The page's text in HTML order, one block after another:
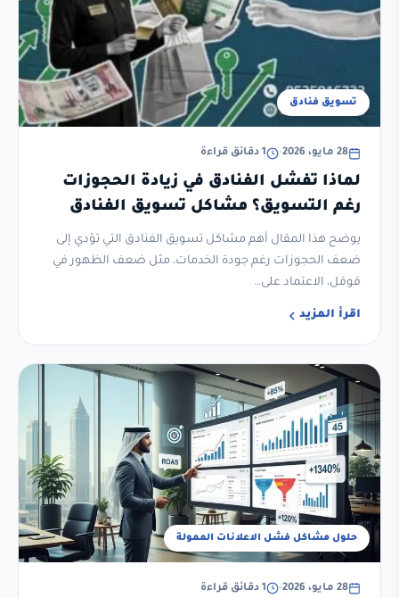
تسويق فنادق
28 مايو، 2026 • 1 دقائق قراءة
لماذا تفشل الفنادق في زيادة الحجوزات
رغم التسويق؟ مشاكل تسويق الفنادق
وحلولها الرقمية
يوضح هذا المقال أهم مشاكل تسويق الفنادق التي تؤدي إلى
ضعف الحجوزات رغم جودة الخدمات، مثل ضعف الظهور في
قوقل، الاعتماد على…
اقرأ المزيد
حلول مشاكل فشل الاعلانات الممولة
28 مايو، 2026 • 1 دقائق قراءة